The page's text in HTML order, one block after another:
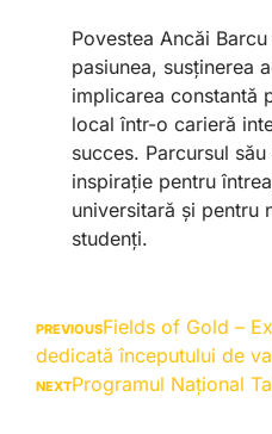
Povestea Ancăi
pasiunea, susținerea
implicarea constantă
local într-o carieră
succes. Parcursul
inspirație pentru
universitară și pentru
studenți.
PREVIOUSFields of Gold –
dedicată începutului de
NEXTProgramul Național